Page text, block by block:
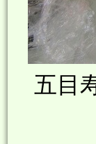
五目